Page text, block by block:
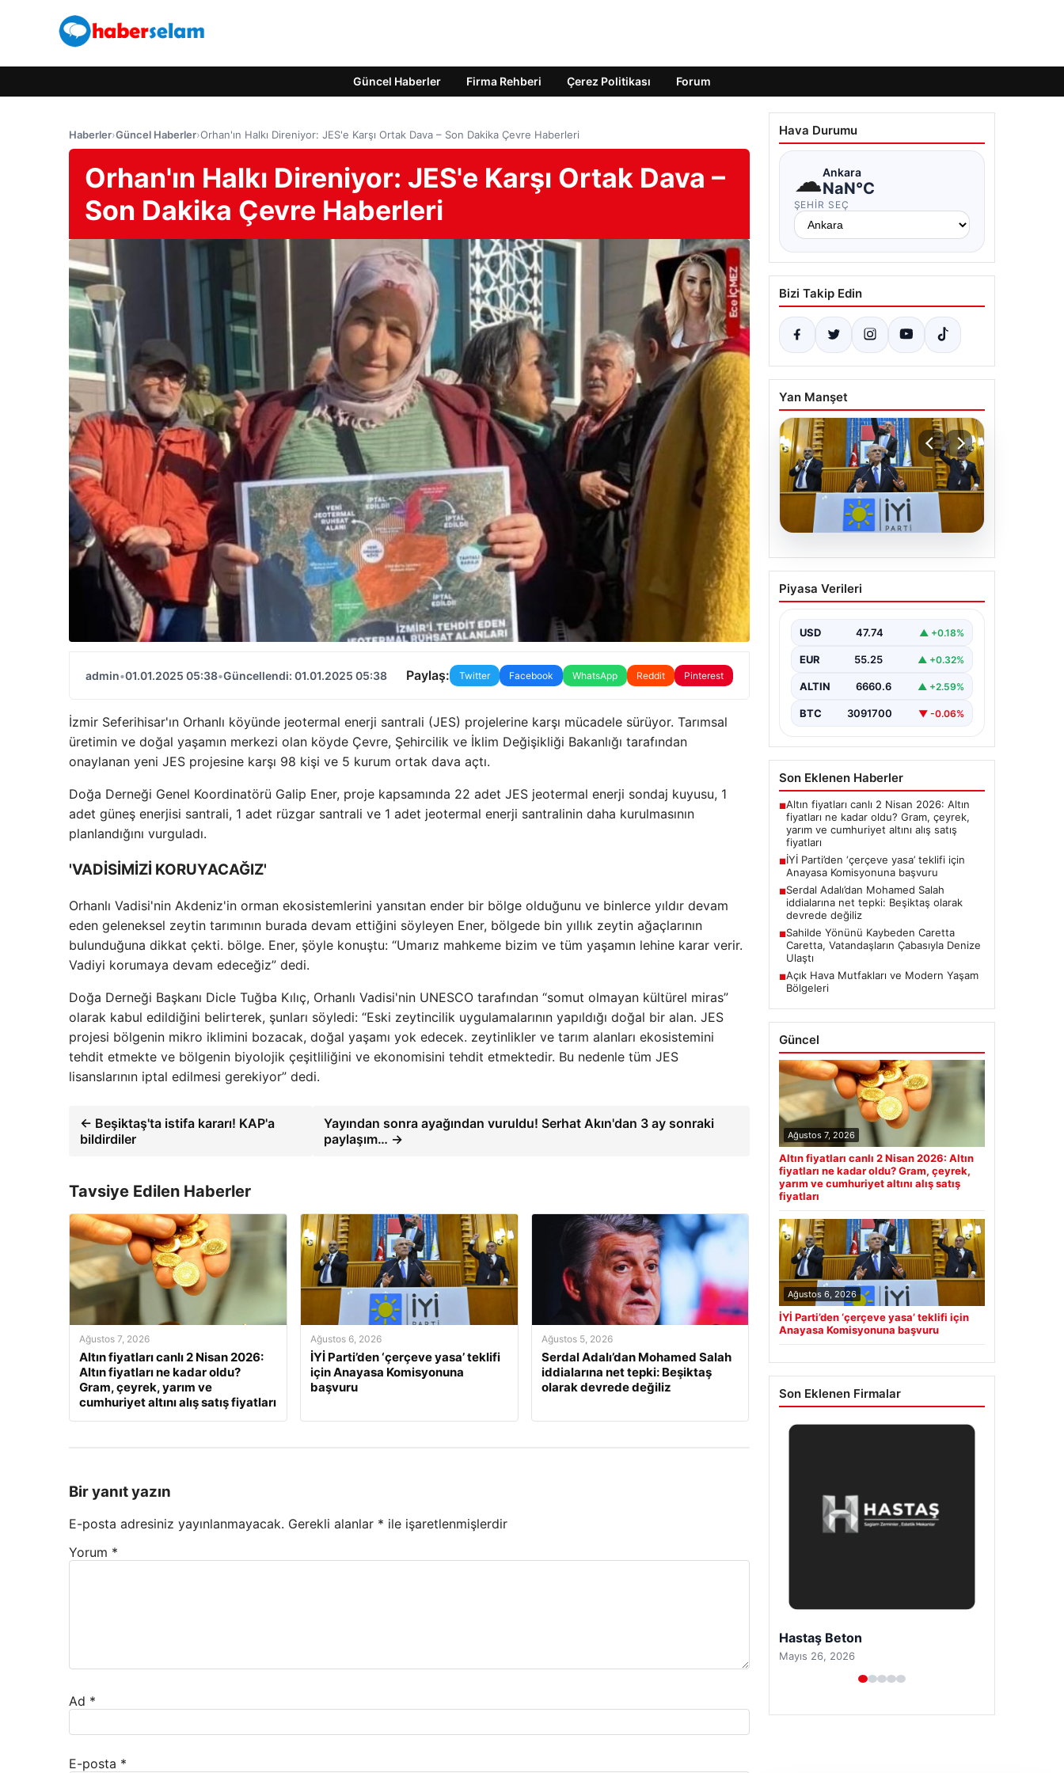
Güncel Haberler Firma Rehberi Çerez Politikası Forum
Haberler›Güncel Haberler›Orhan'ın Halkı Direniyor: JES'e Karşı Ortak Dava – Son Dakika Çevre Haberleri
Orhan'ın Halkı Direniyor: JES'e Karşı Ortak Dava –
Son Dakika Çevre Haberleri
admin•01.01.2025 05:38•Güncellendi: 01.01.2025 05:38 Paylaş: Twitter Facebook WhatsApp Reddit Pinterest
İzmir Seferihisar'ın Orhanlı köyünde jeotermal enerji santrali (JES) projelerine karşı mücadele sürüyor. Tarımsal
üretimin ve doğal yaşamın merkezi olan köyde Çevre, Şehircilik ve İklim Değişikliği Bakanlığı tarafından
onaylanan yeni JES projesine karşı 98 kişi ve 5 kurum ortak dava açtı.
Doğa Derneği Genel Koordinatörü Galip Ener, proje kapsamında 22 adet JES jeotermal enerji sondaj kuyusu, 1
adet güneş enerjisi santrali, 1 adet rüzgar santrali ve 1 adet jeotermal enerji santralinin daha kurulmasının
planlandığını vurguladı.
'VADİSİMİZİ KORUYACAĞIZ'
Orhanlı Vadisi'nin Akdeniz'in orman ekosistemlerini yansıtan ender bir bölge olduğunu ve binlerce yıldır devam
eden geleneksel zeytin tarımının burada devam ettiğini söyleyen Ener, bölgede bin yıllık zeytin ağaçlarının
bulunduğuna dikkat çekti. bölge. Ener, şöyle konuştu: “Umarız mahkeme bizim ve tüm yaşamın lehine karar verir.
Vadiyi korumaya devam edeceğiz” dedi.
Doğa Derneği Başkanı Dicle Tuğba Kılıç, Orhanlı Vadisi'nin UNESCO tarafından “somut olmayan kültürel miras”
olarak kabul edildiğini belirterek, şunları söyledi: “Eski zeytincilik uygulamalarının yapıldığı doğal bir alan. JES
projesi bölgenin mikro iklimini bozacak, doğal yaşamı yok edecek. zeytinlikler ve tarım alanları ekosistemini
tehdit etmekte ve bölgenin biyolojik çeşitliliğini ve ekonomisini tehdit etmektedir. Bu nedenle tüm JES
lisanslarının iptal edilmesi gerekiyor” dedi.
← Beşiktaş'ta istifa kararı! KAP'a
bildirdiler
Yayından sonra ayağından vuruldu! Serhat Akın'dan 3 ay sonraki
paylaşım… →
Tavsiye Edilen Haberler
Ağustos 7, 2026
Altın fiyatları canlı 2 Nisan 2026:
Altın fiyatları ne kadar oldu?
Gram, çeyrek, yarım ve
cumhuriyet altını alış satış fiyatları
Ağustos 6, 2026
İYİ Parti’den ‘çerçeve yasa’ teklifi
için Anayasa Komisyonuna
başvuru
Ağustos 5, 2026
Serdal Adalı’dan Mohamed Salah
iddialarına net tepki: Beşiktaş
olarak devrede değiliz
Bir yanıt yazın
E-posta adresiniz yayınlanmayacak. Gerekli alanlar * ile işaretlenmişlerdir
Yorum *
Ad *
E-posta *
Hava Durumu
☁Ankara
NaN°C
ŞEHIR SEÇ
Bizi Takip Edin
Yan Manşet
06.08.2026
İYİ Parti’den ‘çerçeve
yasa’ teklifi için Anayasa
Piyasa Verileri
USD 47.74 ▲ +0.18%
EUR 55.25 ▲ +0.32%
ALTIN 6660.6 ▲ +2.59%
BTC 3091700 ▼ -0.06%
Son Eklenen Haberler
■Altın fiyatları canlı 2 Nisan 2026: Altın
fiyatları ne kadar oldu? Gram, çeyrek,
yarım ve cumhuriyet altını alış satış
fiyatları
■İYİ Parti’den ‘çerçeve yasa’ teklifi için
Anayasa Komisyonuna başvuru
■Serdal Adalı’dan Mohamed Salah
iddialarına net tepki: Beşiktaş olarak
devrede değiliz
■Sahilde Yönünü Kaybeden Caretta
Caretta, Vatandaşların Çabasıyla Denize
Ulaştı
■Açık Hava Mutfakları ve Modern Yaşam
Bölgeleri
Güncel
Ağustos 7, 2026
Altın fiyatları canlı 2 Nisan 2026: Altın
fiyatları ne kadar oldu? Gram, çeyrek,
yarım ve cumhuriyet altını alış satış
fiyatları
Ağustos 6, 2026
İYİ Parti’den ‘çerçeve yasa’ teklifi için
Anayasa Komisyonuna başvuru
Son Eklenen Firmalar
Prenses Night Club
Nisan 29, 2026